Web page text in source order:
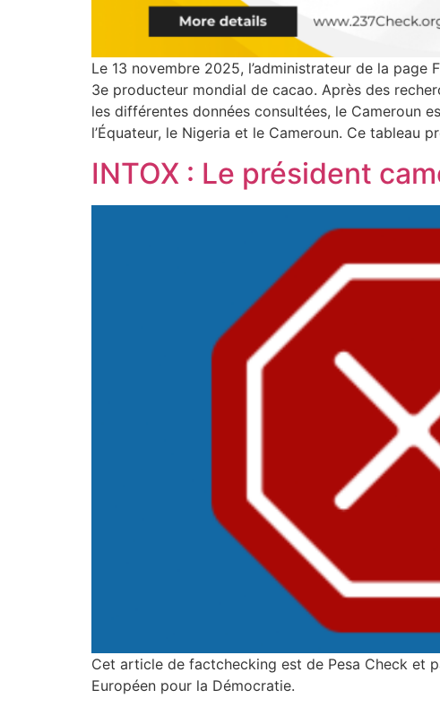
Le 13 novembre 2025, l’administrateur de la page
3e producteur mondial de cacao. Après des
les différentes données consultées, le Cameroun
l’Équateur, le Nigeria et le Cameroun. Ce tableau
INTOX : Le président
Cet article de factchecking est de Pesa Check et
Européen pour la Démocratie.